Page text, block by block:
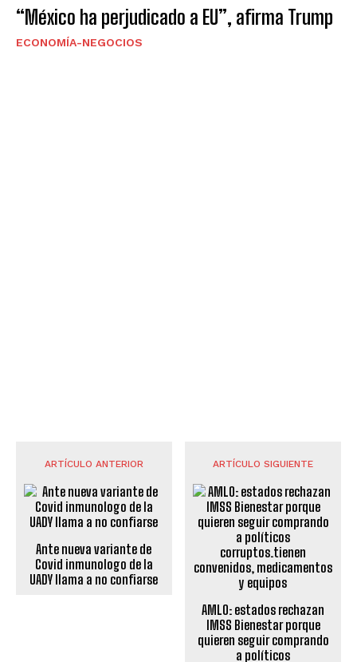
“México ha perjudicado a EU”, afirma Trump
ECONOMÍA-NEGOCIOS
ARTÍCULO ANTERIOR
Ante nueva variante de
Covid inmunologo de la
UADY llama a no confiarse
ARTÍCULO SIGUIENTE
AMLO: estados rechazan
IMSS Bienestar porque
quieren seguir comprando
a políticos